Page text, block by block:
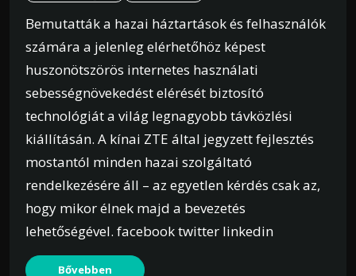
Bemutatták a hazai háztartások és felhasználók
számára a jelenleg elérhetőhöz képest
huszonötszörös internetes használati
sebességnövekedést elérését biztosító
technológiát a világ legnagyobb távközlési
kiállításán. A kínai ZTE által jegyzett fejlesztés
mostantól minden hazai szolgáltató
rendelkezésére áll – az egyetlen kérdés csak az,
hogy mikor élnek majd a bevezetés
lehetőségével. facebook twitter linkedin
Bővebben